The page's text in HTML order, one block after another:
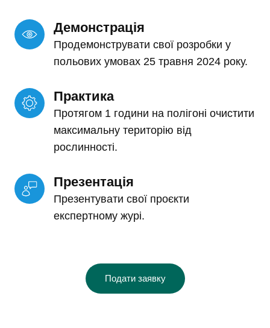
Демонстрація
Продемонструвати свої розробки у
польових умовах 25 травня 2024 року.
Практика
Протягом 1 години на полігоні очистити
максимальну територію від
рослинності.
Презентація
Презентувати свої проєкти
експертному журі.
Подати заявку